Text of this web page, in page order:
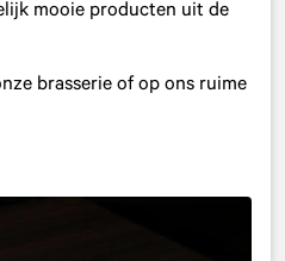
mooie producten uit de
brasserie of op ons ruime